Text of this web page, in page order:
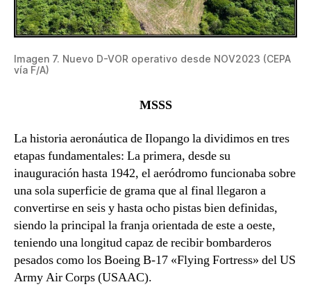
Imagen 7. Nuevo D-VOR operativo desde NOV2023 (CEPA
vía F/A)
MSSS
La historia aeronáutica de Ilopango la dividimos en tres
etapas fundamentales: La primera, desde su
inauguración hasta 1942, el aeródromo funcionaba sobre
una sola superficie de grama que al final llegaron a
convertirse en seis y hasta ocho pistas bien definidas,
siendo la principal la franja orientada de este a oeste,
teniendo una longitud capaz de recibir bombarderos
pesados como los Boeing B-17 «Flying Fortress» del US
Army Air Corps (USAAC).